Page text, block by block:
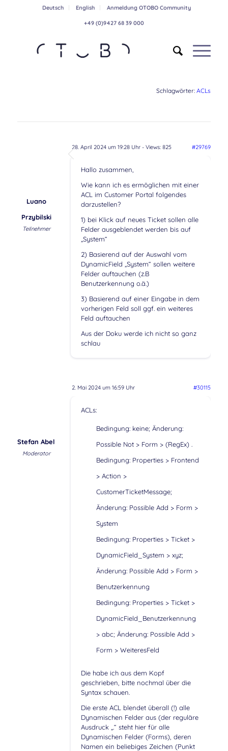
Deutsch English Anmeldung OTOBO Community
+49 (0)9427 68 39 000
Schlagwörter:ACLs
28. April 2024 um 19:28 Uhr- Views: 825 #29769
Luano
Przybilski
Teilnehmer
Hallo zusammen,
Wie kann ich es ermöglichen mit einer
ACL im Customer Portal folgendes
darzustellen?
1) bei Klick auf neues Ticket sollen alle
Felder ausgeblendet werden bis auf
„System“
2) Basierend auf der Auswahl vom
DynamicField „System“ sollen weitere
Felder auftauchen (z.B
Benutzerkennung o.ä.)
3) Basierend auf einer Eingabe in dem
vorherigen Feld soll ggf. ein weiteres
Feld auftauchen
Aus der Doku werde ich nicht so ganz
schlau
2. Mai 2024 um 16:59 Uhr #30115
Stefan Abel
Moderator
ACLs:
Bedingung: keine; Änderung:
Possible Not > Form > (RegEx) .
Bedingung: Properties > Frontend
> Action >
CustomerTicketMessage;
Änderung: Possible Add > Form >
System
Bedingung: Properties > Ticket >
DynamicField_System > xyz;
Änderung: Possible Add > Form >
Benutzerkennung
Bedingung: Properties > Ticket >
DynamicField_Benutzerkennung
> abc; Änderung: Possible Add >
Form > WeiteresFeld
Die habe ich aus dem Kopf
geschrieben, bitte nochmal über die
Syntax schauen.
Die erste ACL blendet überall (!) alle
Dynamischen Felder aus (der reguläre
Ausdruck „.“ steht hier für alle
Dynamischen Felder (Forms), deren
Namen ein beliebiges Zeichen (Punkt